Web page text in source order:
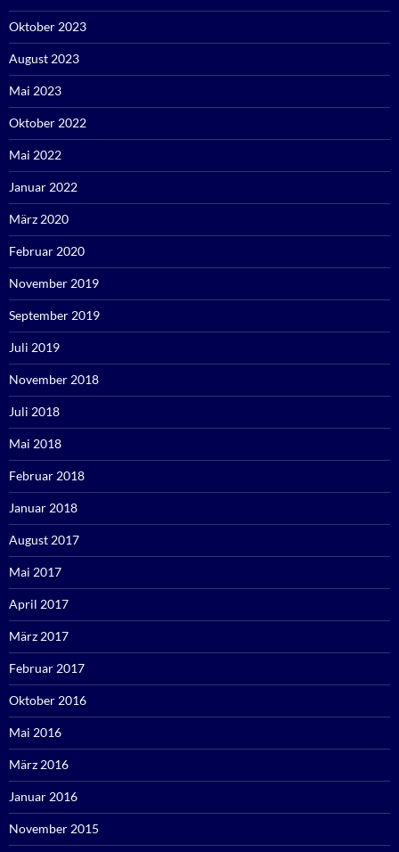
Oktober 2023
August 2023
Mai 2023
Oktober 2022
Mai 2022
Januar 2022
März 2020
Februar 2020
November 2019
September 2019
Juli 2019
November 2018
Juli 2018
Mai 2018
Februar 2018
Januar 2018
August 2017
Mai 2017
April 2017
März 2017
Februar 2017
Oktober 2016
Mai 2016
März 2016
Januar 2016
November 2015